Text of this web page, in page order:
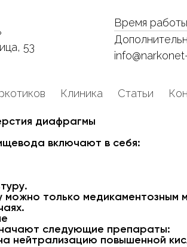
53
Время
Клиника Статьи
диафрагмы
включают в себя:
можно только медикаментозным
следующие препараты:
нейтрализацию повышенной